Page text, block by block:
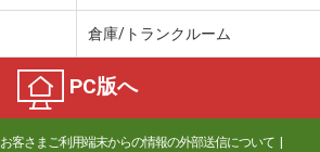
倉庫/トランクルーム
PC版へ
お客さまご利用端末からの情報の外部送信について